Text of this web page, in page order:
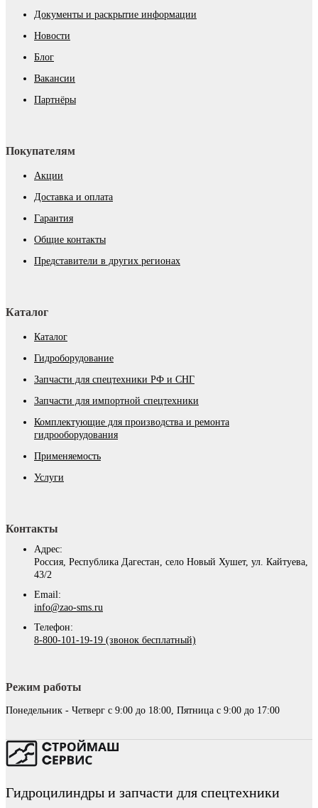
Документы и раскрытие информации
Новости
Блог
Вакансии
Партнёры
Покупателям
Акции
Доставка и оплата
Гарантия
Общие контакты
Представители в других регионах
Каталог
Каталог
Гидроборудование
Запчасти для спецтехники РФ и СНГ
Запчасти для импортной спецтехники
Комплектующие для производства и ремонта
гидрооборудования
Применяемость
Услуги
Контакты
Адрес:
Россия, Республика Дагестан, село Новый Хушет, ул. Кайтуева,
43/2
Email:
info@zao-sms.ru
Телефон:
8-800-101-19-19 (звонок бесплатный)
Режим работы
Понедельник - Четверг с 9:00 до 18:00, Пятница с 9:00 до 17:00
Гидроцилиндры и запчасти для спецтехники